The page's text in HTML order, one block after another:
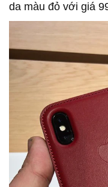
da màu đỏ với giá